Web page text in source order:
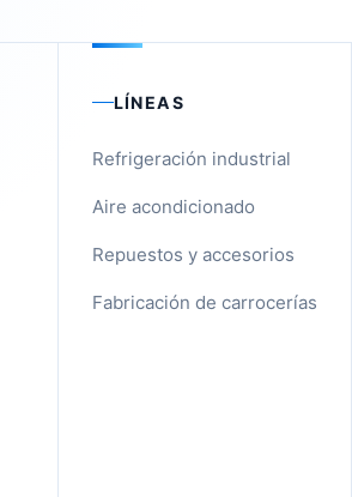
LÍNEAS
Refrigeración industrial
Aire acondicionado
Repuestos y accesorios
Fabricación de carrocerías